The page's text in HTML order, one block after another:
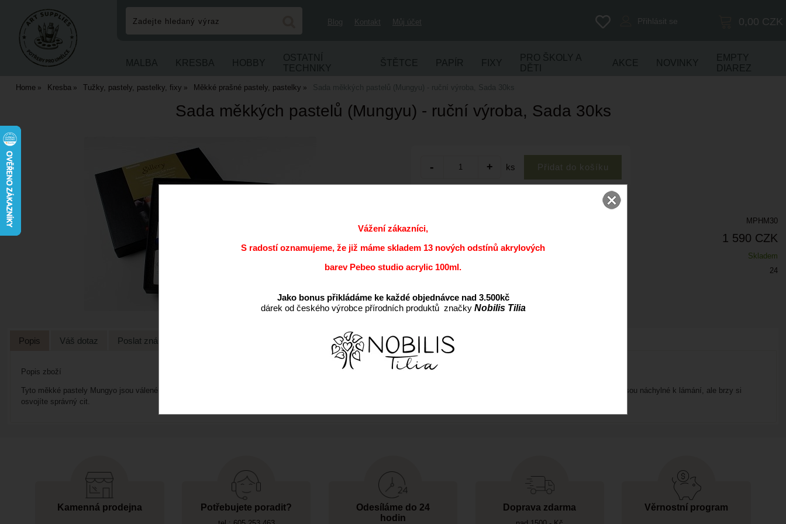
Blog Kontakt Můj účet 0,00 CZK
Přihlásit se
MALBA KRESBA HOBBY
OSTATNÍ
TECHNIKY
ŠTĚTCE PAPÍR FIXY
PRO ŠKOLY A
DĚTI
AKCE NOVINKY
EMPTY
DIAREZ
Home Kresba Tužky, pastely, pastelky, fixy Měkké prašné pastely, pastelky Sada měkkých pastelů (Mungyu) - ruční výroba, Sada 30ks
Sada měkkých pastelů (Mungyu) - ruční výroba, Sada 30ks
ks
MPHM30
1 590 CZK
Skladem
Záruka:
24
Popis Váš dotaz Poslat známénu
Popis zboží
Tyto měkké pastely Mungyo jsou válené v rukách, čímž si zachovávají unikátní měkkost. Obsahují jen ty nejvybranější suroviny a pigmenty. Snadno se mísí a roztírají. Tyčinky jsou náchylné k lámání, ale brzy si
osvojíte správný cit.
Kamenná prodejna Potřebujete poradit?
Odesíláme do 24
hodin
Doprava zdarma Věrnostní program
Vážení zákazníci,
S radostí oznamujeme, že již máme skladem 13 nových odstínů akrylových
barev Pebeo studio acrylic 100ml.
Jako bonus přikládáme ke každé objednávce nad 3.500kč
dárek od českého výrobce přírodních produktů značky Nobilis Tilia